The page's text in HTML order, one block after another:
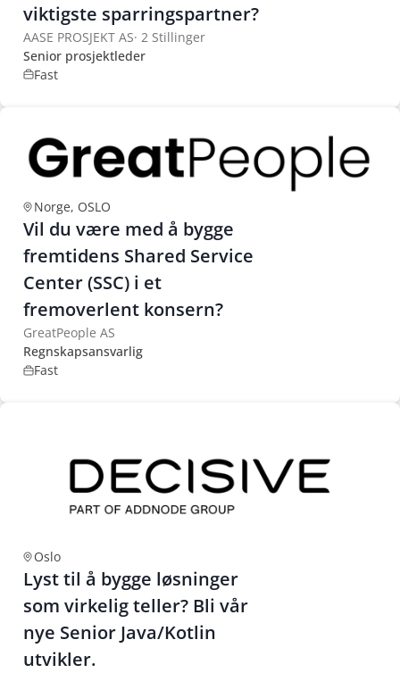
viktigste sparringspartner?
AASE PROSJEKT AS· 2 Stillinger
Senior prosjektleder
Fast
Norge, OSLO
Vil du være med å bygge
fremtidens Shared Service
Center (SSC) i et
fremoverlent konsern?
GreatPeople AS
Regnskapsansvarlig
Fast
Oslo
Lyst til å bygge løsninger
som virkelig teller? Bli vår
nye Senior Java/Kotlin
utvikler.